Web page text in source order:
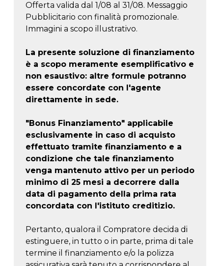
Offerta valida dal 1/08 al 31/08. Messaggio
Pubblicitario con finalità promozionale.
Immagini a scopo illustrativo.
La presente soluzione di finanziamento
è a scopo meramente esemplificativo e
non esaustivo: altre formule potranno
essere concordate con l'agente
direttamente in sede.
"Bonus Finanziamento" applicabile
esclusivamente in caso di acquisto
effettuato tramite finanziamento e a
condizione che tale finanziamento
venga mantenuto attivo per un periodo
minimo di 25 mesi a decorrere dalla
data di pagamento della prima rata
concordata con l'istituto creditizio.
Pertanto, qualora il Compratore decida di
estinguere, in tutto o in parte, prima di tale
termine il finanziamento e/o la polizza